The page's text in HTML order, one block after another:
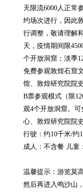
天限流6000人正常
约场次进行，因此
行调整，敬请理解
天，疫情期间限
个开放洞窟；淡季
免费参观敦煌石窟
馆、敦煌研究院院
B票参观模式（限
观4个开放洞窟。
心、敦煌研究院院
行驶：约10千米/约
成人：不含餐 儿童
温馨提示：游览莫
然后再进入鸣沙山